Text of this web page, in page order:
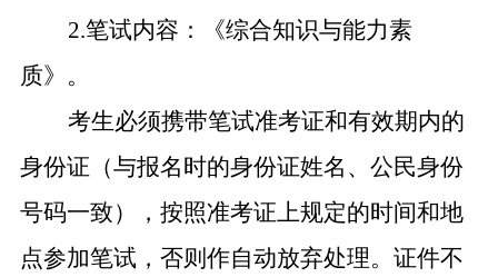
2.笔试内容：《综合知识与能力素
质》。
考生必须携带笔试准考证和有效期内的
身份证（与报名时的身份证姓名、公民身份
号码一致），按照准考证上规定的时间和地
点参加笔试，否则作自动放弃处理。证件不